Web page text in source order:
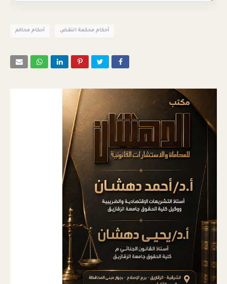
أحكام محاكم أحكام محكمة النقض